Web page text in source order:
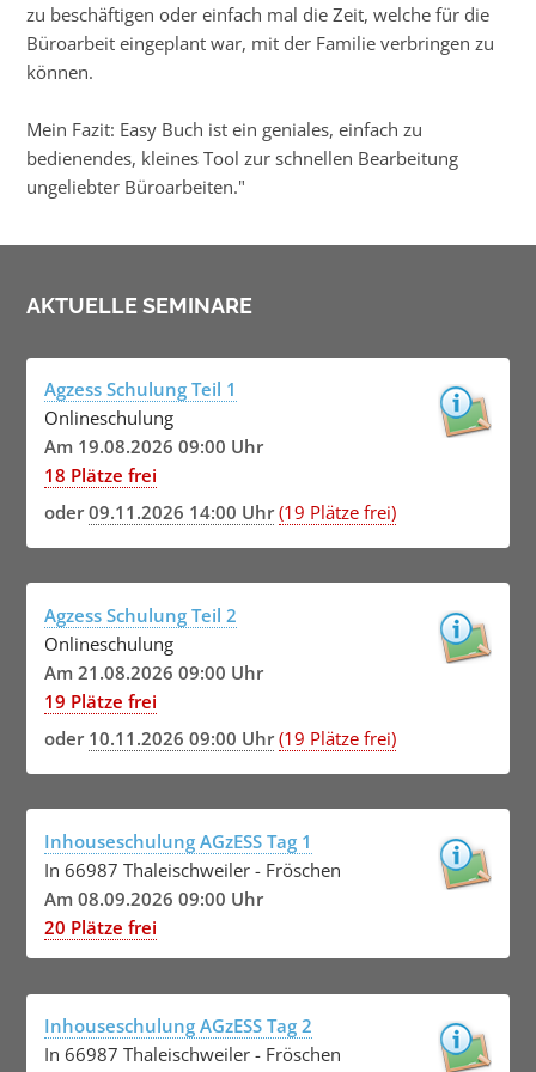
zu beschäftigen oder einfach mal die Zeit, welche für die
Büroarbeit eingeplant war, mit der Familie verbringen zu
können.
Mein Fazit: Easy Buch ist ein geniales, einfach zu
bedienendes, kleines Tool zur schnellen Bearbeitung
ungeliebter Büroarbeiten."
AKTUELLE SEMINARE
Agzess Schulung Teil 1
Onlineschulung
Am 19.08.2026 09:00 Uhr
18 Plätze frei
oder09.11.2026 14:00 Uhr (19 Plätze frei)
Agzess Schulung Teil 2
Onlineschulung
Am 21.08.2026 09:00 Uhr
19 Plätze frei
oder 10.11.2026 09:00 Uhr (19 Plätze frei)
Inhouseschulung AGzESS Tag 1
In 66987 Thaleischweiler - Fröschen
Am 08.09.2026 09:00 Uhr
20 Plätze frei
Inhouseschulung AGzESS Tag 2
In 66987 Thaleischweiler - Fröschen